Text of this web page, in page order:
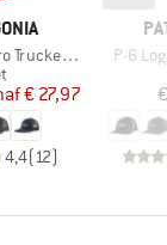
Hat
prijs
€ 27,97
4,4(12)
Artikel
P-6